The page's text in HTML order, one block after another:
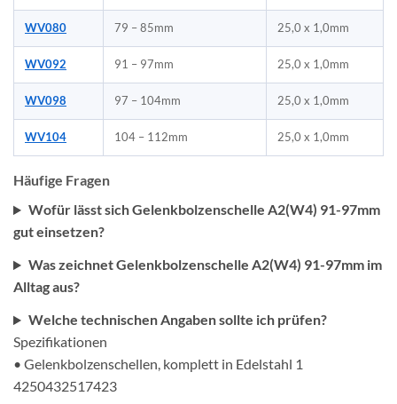
WV080 79 – 85mm 25,0 x 1,0mm
WV092 91 – 97mm 25,0 x 1,0mm
WV098 97 – 104mm 25,0 x 1,0mm
WV104 104 – 112mm 25,0 x 1,0mm
Häufige Fragen
Wofür lässt sich Gelenkbolzenschelle A2(W4) 91-97mm
gut einsetzen?
Was zeichnet Gelenkbolzenschelle A2(W4) 91-97mm im
Alltag aus?
Welche technischen Angaben sollte ich prüfen?
Spezifikationen
• Gelenkbolzenschellen, komplett in Edelstahl 1
4250432517423